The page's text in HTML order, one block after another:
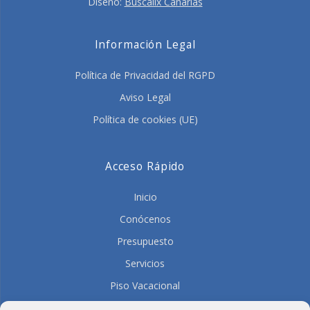
Información Legal
Política de Privacidad del RGPD
Aviso Legal
Política de cookies (UE)
Acceso Rápido
Inicio
Conócenos
Presupuesto
Servicios
Piso Vacacional